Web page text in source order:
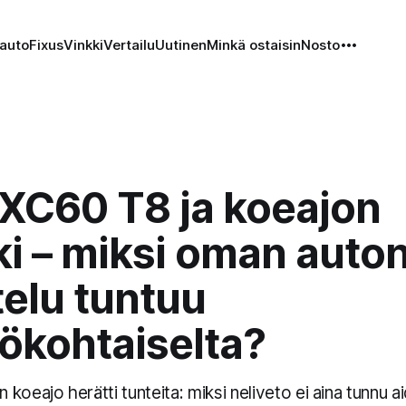
FixusVinkkiVertailuUutinenMinkä ostaisinNosto
T8 ja koeajon
– miksi oman
tuntuu
koeajo herätti tunteita: miksi neliveto ei aina tunnu